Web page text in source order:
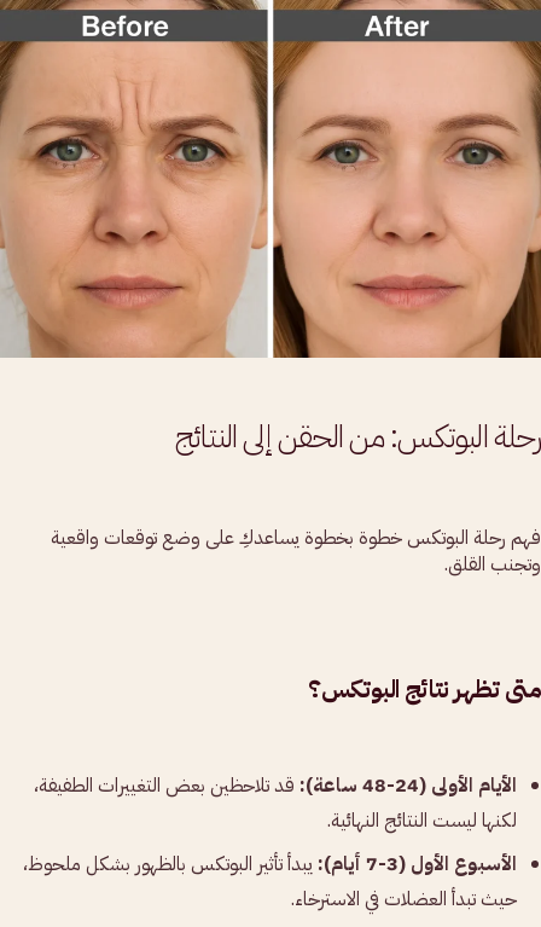
رحلة البوتكس: من الحقن إلى النتائج
فهم رحلة البوتكس خطوة بخطوة يساعدكِ على وضع توقعات واقعية
وتجنب القلق.
متى تظهر نتائج البوتكس؟
الأيام الأولى (24-48 ساعة):
قد تلاحظين بعض التغييرات الطفيفة،
لكنها ليست النتائج النهائية.
الأسبوع الأول (3-7 أيام):
يبدأ تأثير البوتكس بالظهور بشكل ملحوظ،
حيث تبدأ العضلات في الاسترخاء.